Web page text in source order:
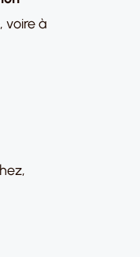
voire à